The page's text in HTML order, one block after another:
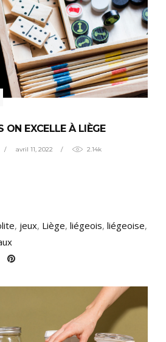
ON EXCELLE À LIÈGE
avril 11, 2022 2.14k
, jeux, Liège, liégeois, liégeoise,